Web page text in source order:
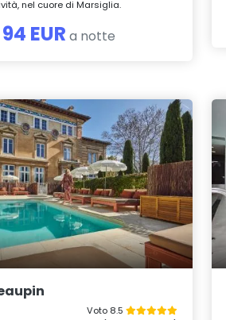
nel cuore di Marsiglia.
94 EUR a notte
Voto 8.5